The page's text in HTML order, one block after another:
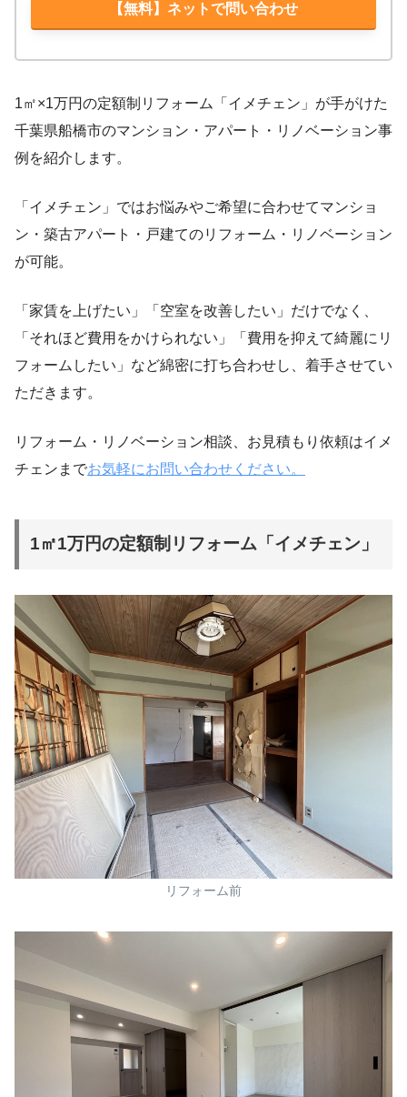
【無料】ネットで問い合わせ
1㎡×1万円の定額制リフォーム「イメチェン」が手がけた
千葉県船橋市のマンション・アパート・リノベーション事
例を紹介します。
「イメチェン」ではお悩みやご希望に合わせてマンショ
ン・築古アパート・戸建てのリフォーム・リノベーション
が可能。
「家賃を上げたい」「空室を改善したい」だけでなく、
「それほど費用をかけられない」「費用を抑えて綺麗にリ
フォームしたい」など綿密に打ち合わせし、着手させてい
ただきます。
リフォーム・リノベーション相談、お見積もり依頼はイメ
チェンまでお気軽にお問い合わせください。
1㎡1万円の定額制リフォーム「イメチェン」
リフォーム前